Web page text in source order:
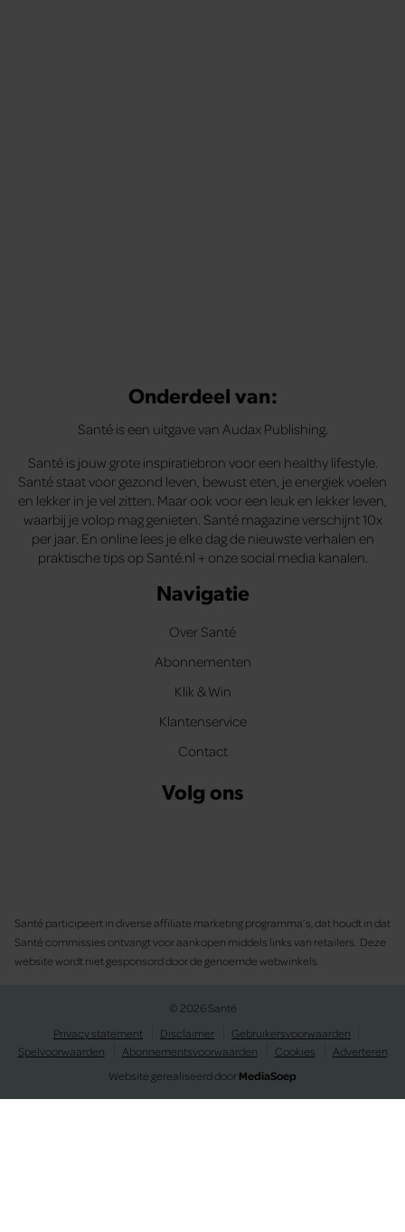
Onderdeel van:
Santé is een uitgave van Audax Publishing.
Santé is jouw grote inspiratiebron voor een healthy lifestyle.
Santé staat voor gezond leven, bewust eten, je energiek voelen
en lekker in je vel zitten. Maar ook voor een leuk en lekker leven,
waarbij je volop mag genieten. Santé magazine verschijnt 10x
per jaar. En online lees je elke dag de nieuwste verhalen en
praktische tips op Santé.nl + onze social media kanalen.
Navigatie
Over Santé
Abonnementen
Klik & Win
Klantenservice
Contact
Volg ons
Santé participeert in diverse affiliate marketing programma’s, dat houdt in dat
Santé commissies ontvangt voor aankopen middels links van retailers. Deze
website wordt niet gesponsord door de genoemde webwinkels.
© 2026 Santé
Privacy statement
Disclaimer
Gebruikersvoorwaarden
Spelvoorwaarden
Abonnementsvoorwaarden Cookies
Adverteren
Website gerealiseerd doorMediaSoep